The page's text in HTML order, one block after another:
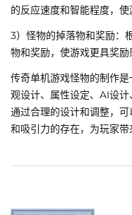
的反应速度和智能程度，使
3）怪物的掉落物和奖励：
物和奖励，使游戏更具奖励
传奇单机游戏怪物的制作
观设计、属性设定、AI设计
通过合理的设计和调整，
和吸引力的存在，为玩家带